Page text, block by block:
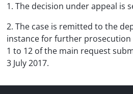
1. The decision under appeal is
2. The case is remitted to the
instance for further prosecution
1 to 12 of the main request
3 July 2017.